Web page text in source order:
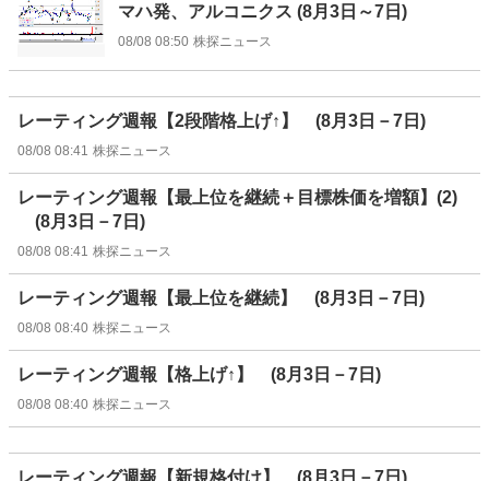
マハ発、アルコニクス (8月3日～7日)
08/08 08:50 株探ニュース
レーティング週報【2段階格上げ↑】 (8月3日－7日)
08/08 08:41 株探ニュース
レーティング週報【最上位を継続＋目標株価を増額】(2)
(8月3日－7日)
08/08 08:41 株探ニュース
レーティング週報【最上位を継続】 (8月3日－7日)
08/08 08:40 株探ニュース
レーティング週報【格上げ↑】 (8月3日－7日)
08/08 08:40 株探ニュース
レーティング週報【新規格付け】 (8月3日－7日)